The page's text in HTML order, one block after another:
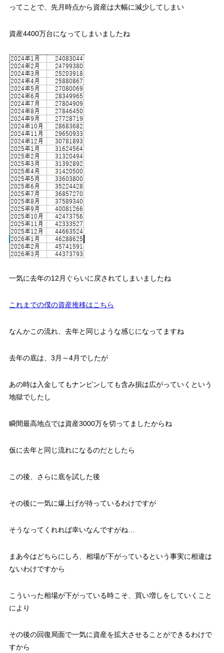
ってことで、先月時点から資産は大幅に減少してしまい
資産4400万台になってしまいましたね
一気に去年の12月ぐらいに戻されてしまいましたね
これまでの僕の資産推移はこちら
なんかこの流れ、去年と同じような感じになってますね
去年の底は、3月～4月でしたが
あの時は入金してもナンピンしても含み損は広がっていくという
地獄でしたし
瞬間最高地点では資産3000万を切ってましたからね
仮に去年と同じ流れになるのだとしたら
この後、さらに底を試した後
その後に一気に爆上げが待っているわけですが
そうなってくれれば幸いなんですがね…
まあ今はどちらにしろ、相場が下がっているという事実に相違は
ないわけですから
こういった相場が下がっている時こそ、買い増しをしていくこと
により
その後の回復局面で一気に資産を拡大させることができるわけで
すから